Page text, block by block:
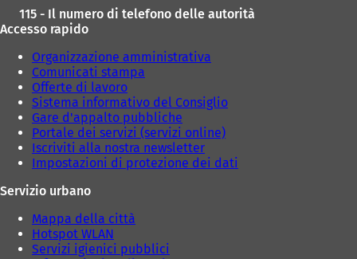
115 - Il numero di telefono delle autorità
Accesso rapido
Organizzazione amministrativa
Comunicati stampa
Offerte di lavoro
Sistema informativo del Consiglio
Gare d'appalto pubbliche
Portale dei servizi (servizi online)
Iscriviti alla nostra newsletter
Impostazioni di protezione dei dati
Servizio urbano
Mappa della città
Hotspot WLAN
Servizi igienici pubblici